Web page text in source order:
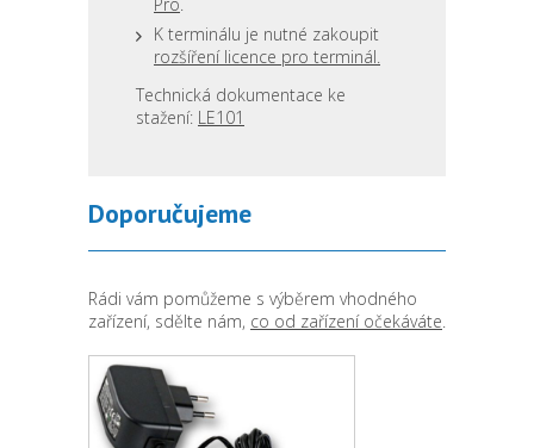
K terminálu je nutné zakoupit
rozšíření licence pro terminál.
Technická dokumentace ke
stažení: LE101
Doporučujeme
Rádi vám pomůžeme s výběrem vhodného
zařízení, sdělte nám, co od zařízení očekáváte.